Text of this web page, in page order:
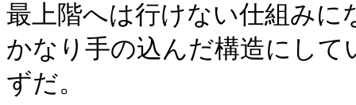
最上階へは行けない仕組みに
かなり手の込んだ構造にし
ずだ。